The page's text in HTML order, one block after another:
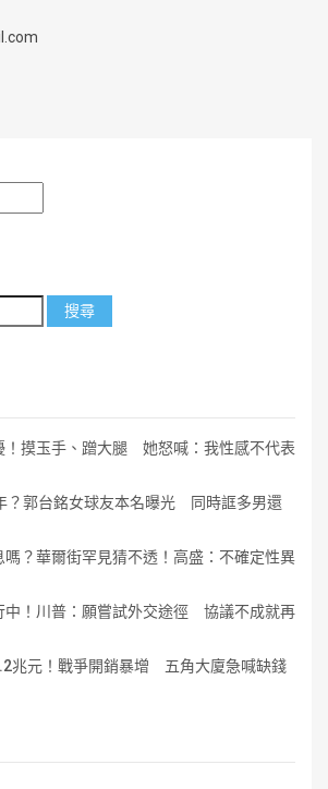
！摸玉手、蹭大腿 她怒喊：我性感不代表
？郭台銘女球友本名曝光 同時誆多男還
嗎？華爾街罕見猜不透！高盛：不確定性異
中！川普：願嘗試外交途徑 協議不成就再
兆元！戰爭開銷暴增 五角大廈急喊缺錢